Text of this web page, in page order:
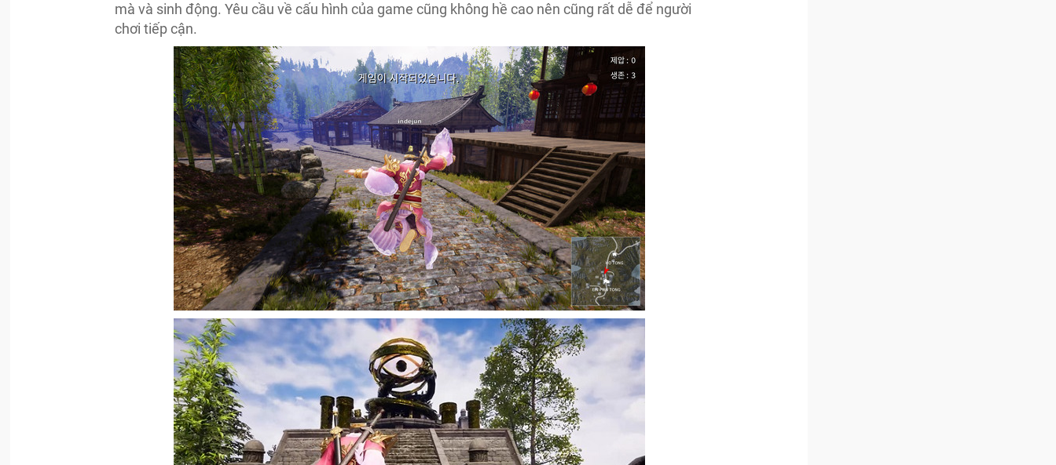
mà và sinh động. Yêu cầu về cấu hình của game cũng không hề cao nên cũng rất dễ để người
chơi tiếp cận.